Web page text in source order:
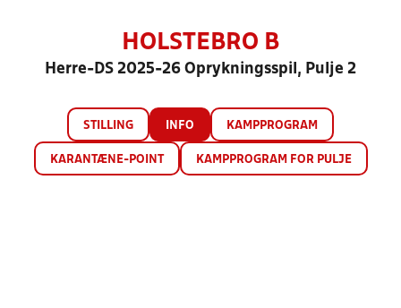
HOLSTEBRO B
Herre-DS 2025-26 Oprykningsspil, Pulje 2
STILLING INFO KAMPPROGRAM
KARANTÆNE-POINT KAMPPROGRAM FOR PULJE